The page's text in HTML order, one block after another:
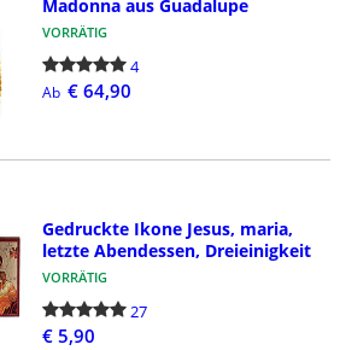
Madonna aus Guadalupe
VORRÄTIG
4
Ab € 64,90
Gedruckte Ikone Jesus, maria,
letzte Abendessen, Dreieinigkeit
VORRÄTIG
27
€ 5,90